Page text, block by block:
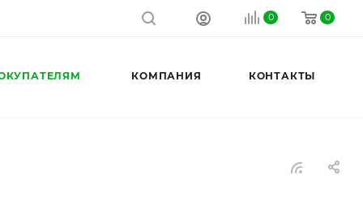
0 0
КОМПАНИЯ КОНТАКТЫ